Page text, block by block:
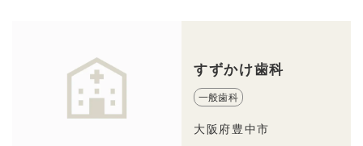
すずかけ歯科
一般歯科
大阪府豊中市